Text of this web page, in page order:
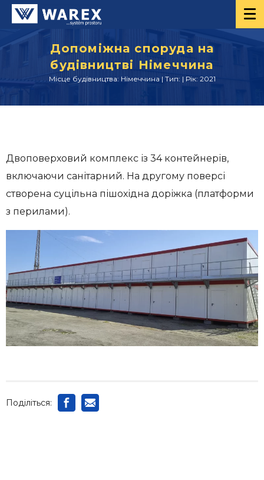
Допоміжна споруда на
будівництві Німеччина
Місце будівництва: Німеччина | Тип: | Рік: 2021
Двоповерховий комплекс із 34 контейнерів,
включаючи санітарний. На другому поверсі
створена суцільна пішохідна доріжка (платформи
з перилами).
Поділіться: